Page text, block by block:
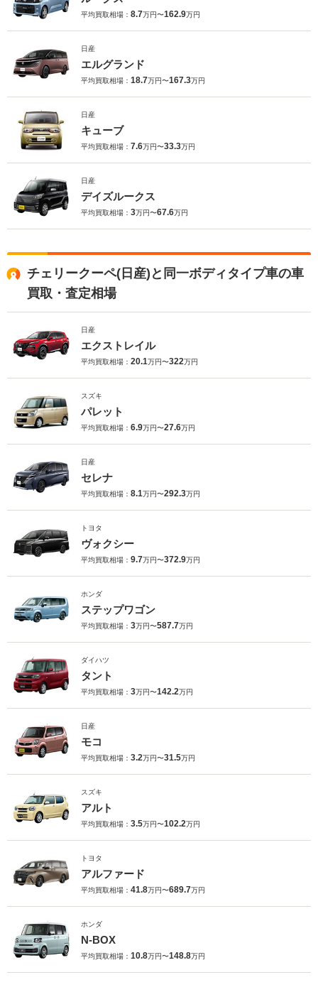
平均買取相場： 8.7万円〜162.9万円
日産
エルグランド
平均買取相場： 18.7万円〜167.3万円
日産
キューブ
平均買取相場： 7.6万円〜33.3万円
日産
デイズルークス
平均買取相場： 3万円〜67.6万円
チェリークーペ(日産)と同一ボディタイプ車の車
買取・査定相場
日産
エクストレイル
平均買取相場： 20.1万円〜322万円
スズキ
パレット
平均買取相場： 6.9万円〜27.6万円
日産
セレナ
平均買取相場： 8.1万円〜292.3万円
トヨタ
ヴォクシー
平均買取相場： 9.7万円〜372.9万円
ホンダ
ステップワゴン
平均買取相場： 3万円〜587.7万円
ダイハツ
タント
平均買取相場： 3万円〜142.2万円
日産
モコ
平均買取相場： 3.2万円〜31.5万円
スズキ
アルト
平均買取相場： 3.5万円〜102.2万円
トヨタ
アルファード
平均買取相場： 41.8万円〜689.7万円
ホンダ
N-BOX
平均買取相場： 10.8万円〜148.8万円